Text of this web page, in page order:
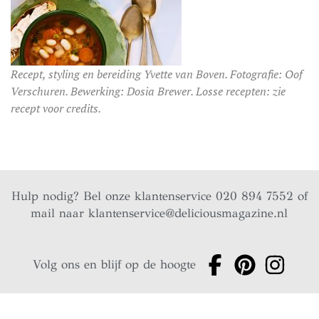
Recept, styling en bereiding Yvette van Boven. Fotografie: Oof
Verschuren. Bewerking: Dosia Brewer. Losse recepten: zie
recept voor credits.
Hulp nodig? Bel onze klantenservice 020 894 7552 of
mail naarklantenservice@deliciousmagazine.nl
Volg ons en blijf op de hoogte